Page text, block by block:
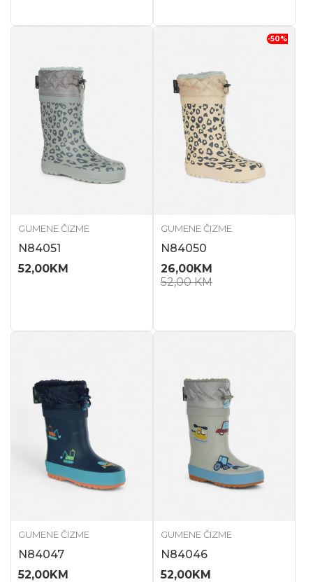
GUMENE ČIZME
N84051
52,00KM
-50%
GUMENE ČIZME
N84050
26,00KM
52,00KM
GUMENE ČIZME
N84047
52,00KM
GUMENE ČIZME
N84046
52,00KM